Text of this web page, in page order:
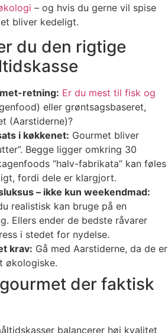
– og hvis du gerne vil spise
bliver kedeligt.
du den rigtige
retning: Er du mest til fisk og
eller grøntsagsbaseret,
(Aarstiderne)?
i køkkenet: Gourmet bliver
Begge ligger omkring 30
“halv-fabrikata” kan føles
fordi dele er klargjort.
– ikke kun weekendmad:
realistisk kan bruge på en
Ellers ender de bedste råvarer
i stedet for nydelse.
krav: Gå med Aarstiderne, da de er
økologiske.
der faktisk
balancerer høj kvalitet